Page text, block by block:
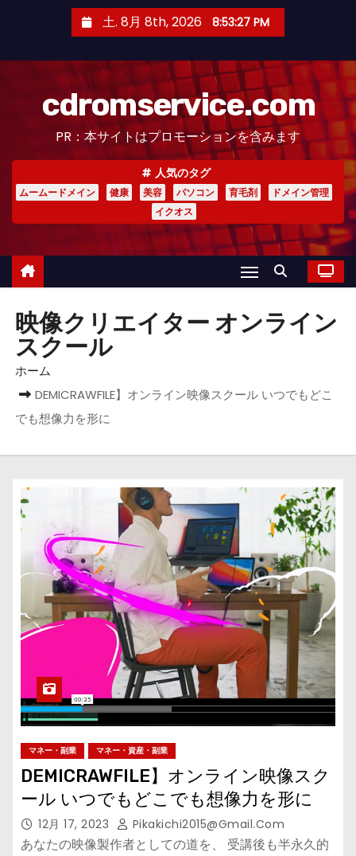
土. 8月 8th, 2026 8:53:27 PM
cdromservice.com
PR：本サイトはプロモーションを含みます
人気のタグ
ムームードメイン 健康 美容 パソコン 育毛剤
ドメイン管理
イクオス
映像クリエイター オンライン
スクール
ホーム
DEMICRAWFILE】オンライン映像スクール いつでもどこ
でも想像力を形に
マネー・副業 マネー・資産・副業
DEMICRAWFILE】オンライン映像スク
ール いつでもどこでも想像力を形に
12月 17, 2023 Pikakichi2015@gmail.com
あなたの映像製作者としての道を、 受講後も半永久的